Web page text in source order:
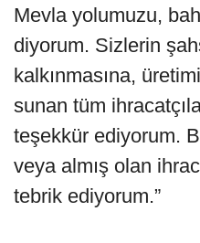
Mevla yolumuzu,
diyorum. Sizlerin
kalkınmasına,
sunan tüm
teşekkür ediyorum.
veya almış olan
tebrik ediyorum.”